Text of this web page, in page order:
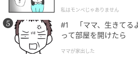
私はモンペじゃありません
#1 「ママ、生きてる
って部屋を開けたら
ママが家出した